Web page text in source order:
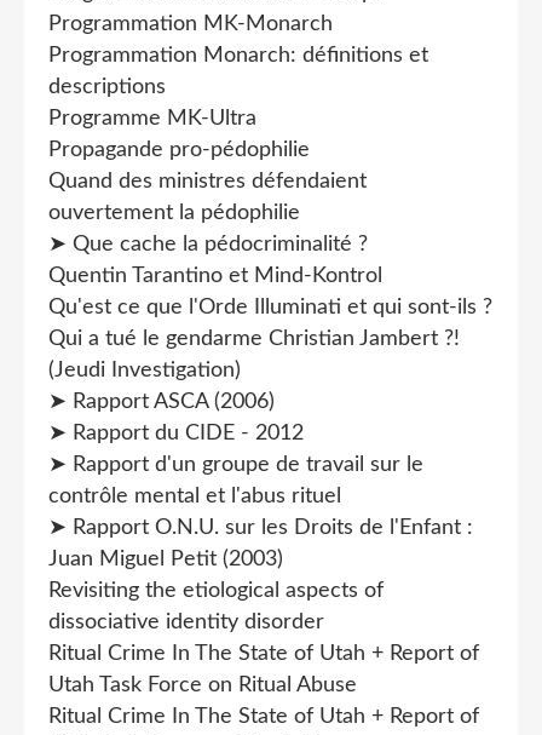
Programmation MK-Monarch
Programmation Monarch: définitions et
descriptions
Programme MK-Ultra
Propagande pro-pédophilie
Quand des ministres défendaient
ouvertement la pédophilie
➤ Que cache la pédocriminalité ?
Quentin Tarantino et Mind-Kontrol
Qu'est ce que l'Orde Illuminati et qui sont-ils ?
Qui a tué le gendarme Christian Jambert ?!
(Jeudi Investigation)
➤ Rapport ASCA (2006)
➤ Rapport du CIDE - 2012
➤ Rapport d'un groupe de travail sur le
contrôle mental et l'abus rituel
➤ Rapport O.N.U. sur les Droits de l'Enfant :
Juan Miguel Petit (2003)
Revisiting the etiological aspects of
dissociative identity disorder
Ritual Crime In The State of Utah + Report of
Utah Task Force on Ritual Abuse
Ritual Crime In The State of Utah + Report of